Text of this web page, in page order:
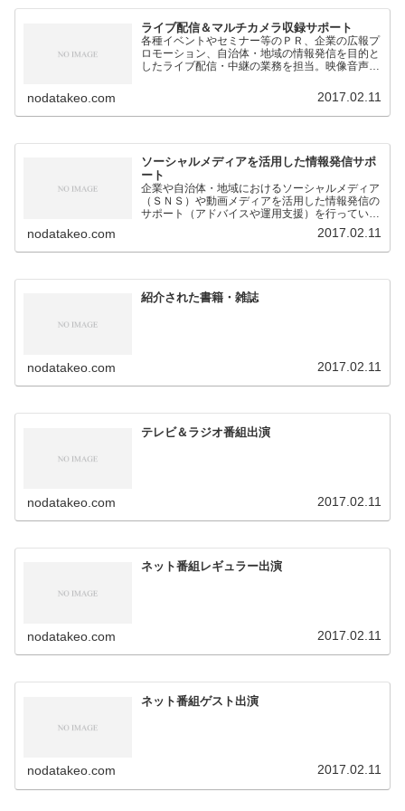
ライブ配信＆マルチカメラ収録サポート
各種イベントやセミナー等のＰＲ、企業の広報プ
ロモーション、自治体・地域の情報発信を目的と
したライブ配信・中継の業務を担当。映像音声の
nodatakeo.com 2017.02.11
ソーシャルメディアを活用した情報発信サポ
ート
企業や自治体・地域におけるソーシャルメディア
（ＳＮＳ）や動画メディアを活用した情報発信の
サポート（アドバイスや運用支援）を行っていま
nodatakeo.com 2017.02.11
紹介された書籍・雑誌
nodatakeo.com 2017.02.11
テレビ＆ラジオ番組出演
nodatakeo.com 2017.02.11
ネット番組レギュラー出演
nodatakeo.com 2017.02.11
ネット番組ゲスト出演
nodatakeo.com 2017.02.11